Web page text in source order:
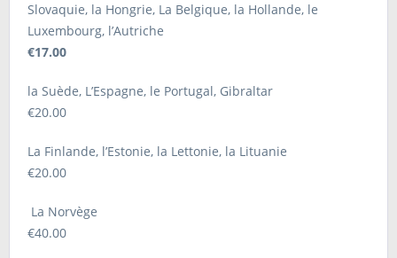
Slovaquie, la Hongrie, La Belgique, la Hollande, le
Luxembourg, l’Autriche
€17.00
la Suède, L’Espagne, le Portugal, Gibraltar
€20.00
La Finlande, l’Estonie, la Lettonie, la Lituanie
€20.00
La Norvège
€40.00